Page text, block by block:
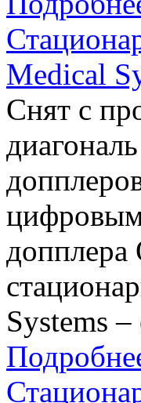
Medical
Снят с
допплера
Systems –